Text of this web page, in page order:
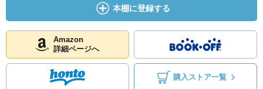
本棚に登録する
Amazon
詳細ページへ
購入ストア一覧